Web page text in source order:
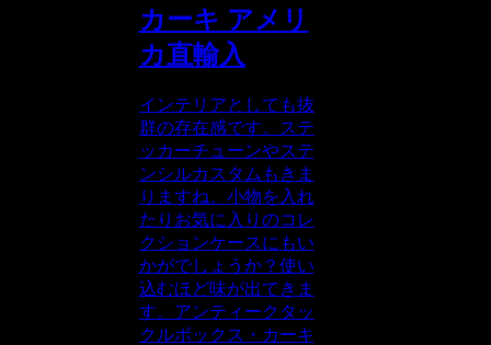
カーキ アメリ
カ直輸入
インテリアとしても抜
群の存在感です。ステ
ッカーチューンやステ
ンシルカスタムもきま
りますね。小物を入れ
たりお気に入りのコレ
クションケースにもい
かがでしょうか？使い
込むほど味が出てきま
す。アンティークタッ
クルボックス・カーキ